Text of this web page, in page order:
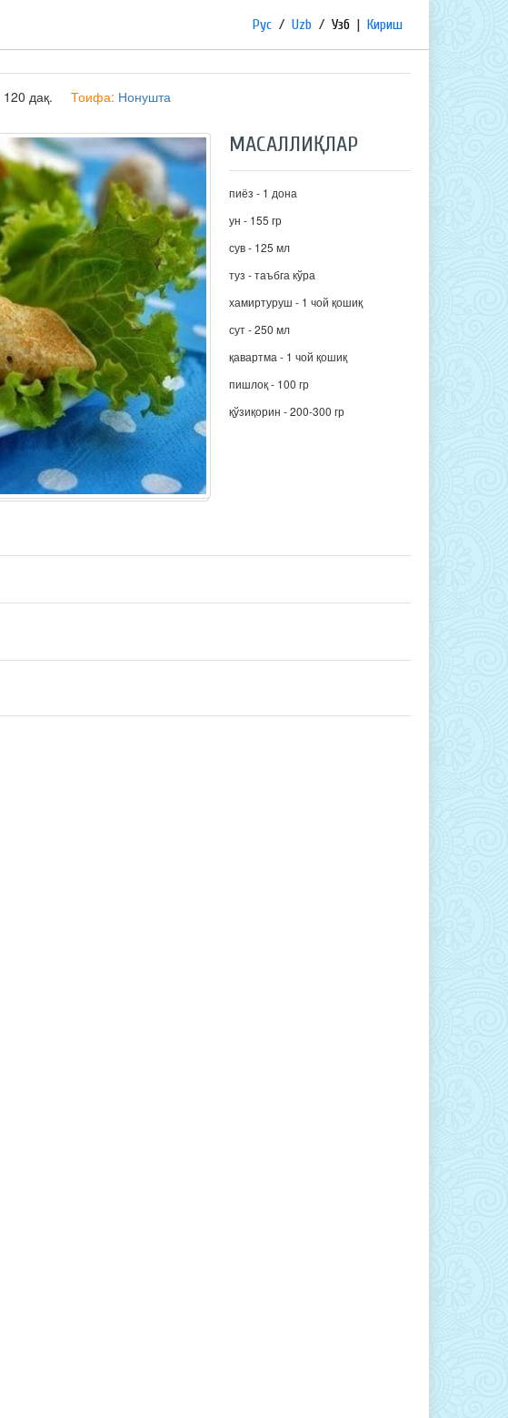
Рус / Uzb / Узб | Кириш
120 дақ. Тоифа: Нонушта
МАСАЛЛИҚЛАР
пиёз - 1 дона
ун - 155 гр
сув - 125 мл
туз - таъбга кўра
хамиртуруш - 1 чой қошиқ
сут - 250 мл
қавартма - 1 чой қошиқ
пишлоқ - 100 гр
қўзиқорин - 200-300 гр